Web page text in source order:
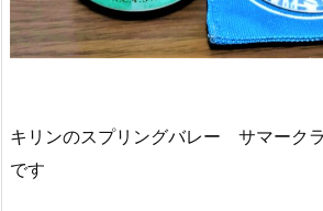
キリンのスプリングバレー サマークラ
です